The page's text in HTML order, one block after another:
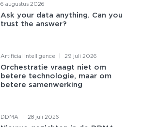
6 augustus 2026
Ask your data anything. Can you
trust the answer?
Artificial Intelligence 29 juli 2026
Orchestratie vraagt niet om
betere technologie, maar om
betere samenwerking
DDMA 28 juli 2026